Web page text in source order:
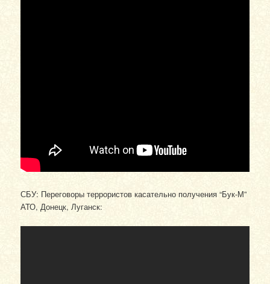
СБУ: Переговоры террористов касательно получения “Бук-М”
АТО, Донецк, Луганск: